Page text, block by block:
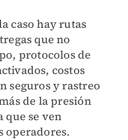
caso hay rutas
que no
protocolos de
costos
seguros y rastreo
de la presión
que se ven
operadores.